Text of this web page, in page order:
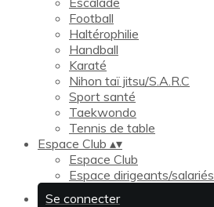
Football
Haltérophilie
Handball
Karaté
Nihon taï jitsu/S.A.R.C
Sport santé
Taekwondo
Tennis de table
Espace Club ▴▾
Espace Club
Espace dirigeants/salariés
Se connecter